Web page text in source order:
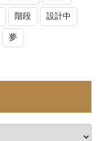
階段 設計中
夢